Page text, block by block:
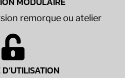
remorque ou atelier